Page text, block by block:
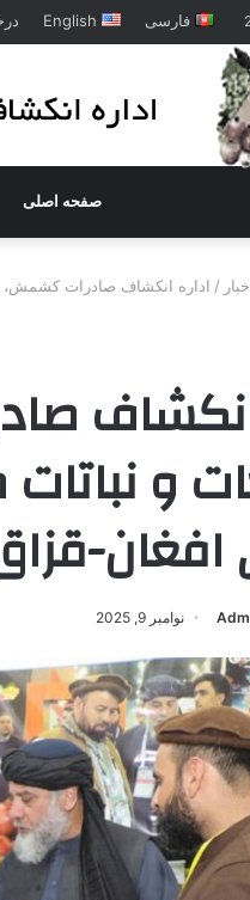
فارسی English
صفحه اصلی
/ اداره انکشاف صادرات کشمش،
انکشاف
و
افغان-
نوامبر 9, 2025